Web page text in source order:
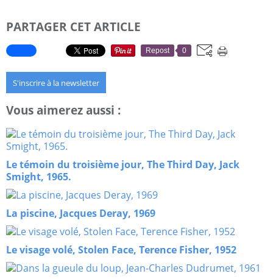
PARTAGER CET ARTICLE
Repost 0
S'inscrire à la newsletter
Vous aimerez aussi :
Le témoin du troisième jour, The Third Day, Jack
Smight, 1965.
La piscine, Jacques Deray, 1969
Le visage volé, Stolen Face, Terence Fisher, 1952